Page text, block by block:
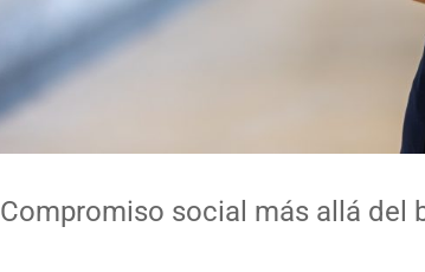
Compromiso social más allá del